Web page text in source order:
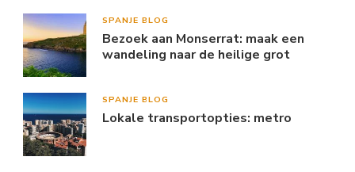
SPANJE BLOG
Bezoek aan Monserrat: maak een
wandeling naar de heilige grot
SPANJE BLOG
Lokale transportopties: metro